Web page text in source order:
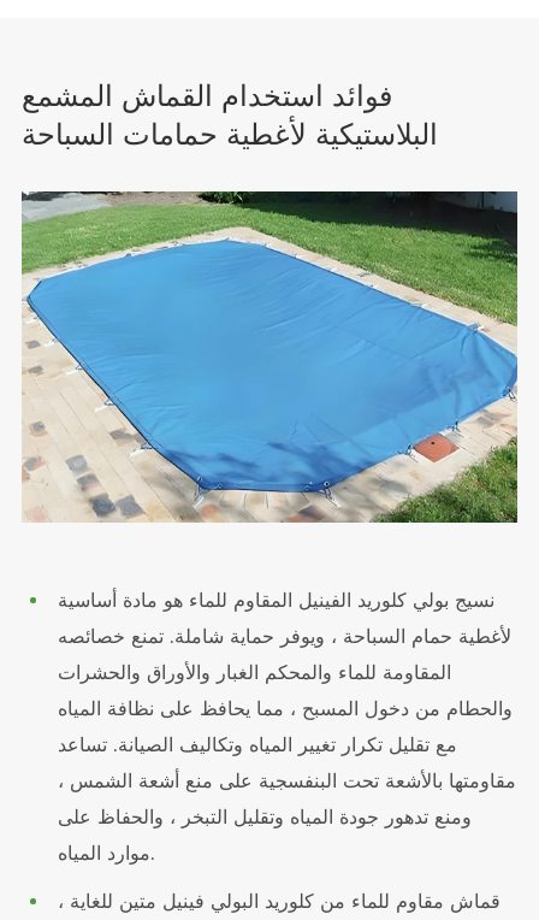
فوائد استخدام القماش المشمع
البلاستيكية لأغطية حمامات السباحة
نسيج بولي كلوريد الفينيل المقاوم للماء هو مادة أساسية
لأغطية حمام السباحة ، ويوفر حماية شاملة. تمنع خصائصه
المقاومة للماء والمحكم الغبار والأوراق والحشرات
والحطام من دخول المسبح ، مما يحافظ على نظافة المياه
مع تقليل تكرار تغيير المياه وتكاليف الصيانة. تساعد
مقاومتها بالأشعة تحت البنفسجية على منع أشعة الشمس ،
ومنع تدهور جودة المياه وتقليل التبخر ، والحفاظ على
موارد المياه.
قماش مقاوم للماء من كلوريد البولي فينيل متين للغاية ،